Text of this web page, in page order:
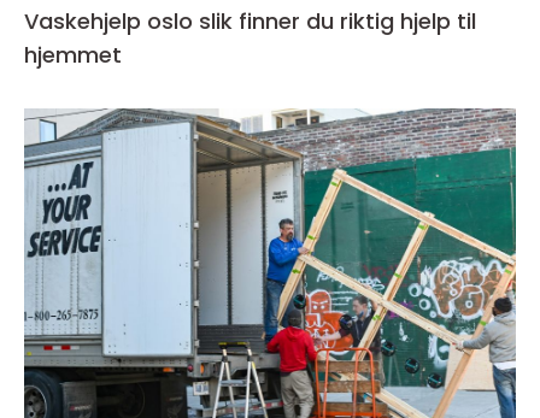
Vaskehjelp oslo slik finner du riktig hjelp til
hjemmet